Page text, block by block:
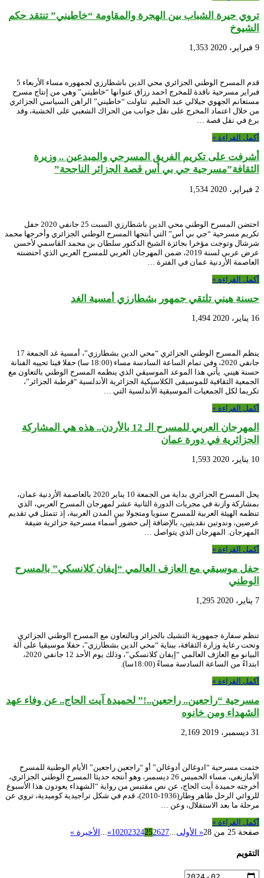
تروي حيرة الشباب بين الهجرة والمقاومة “خاطيني” تنتقد حكم
الشيوخ
9 فبراير، 2020 1,353
قدم المسرح الوطني الجزائري محي الدين باشطارزي لجمهوره مساء الأربعاء 5
فبراير مسرحية ناقدة للمخرج احمد رزاق عنوانها “خاطيني” وهي من إنتاج مسرح
مستغانم الجهوي جيلالي عبد الحليم. تناولت “خاطيني” الراهن السياسي الجزائري
من خلال اعتماد المخرج على نقل جوانب من الحراك الشعبي على الخشبة، وقد
برع في نقل قصة …
أكمل القراءة »
أشرفت على تكريم الفريق المسرحي والمبدعين .. وزيرة
الثقافة”مسرحية جي بي أس قصة الجزائر الناجحة”
2 فبراير، 2020 1,534
احتضن المسرح الوطني محي الدين باشطارزي السبت 25 جانفي 2020 حفل
تكريم مسرحية “جي بي أس” التي أنتجها المسرح الوطني الجزائري وأخرجها محمد
شرشال وتوجت مؤخرا بجائزة الشيخ الدكتور سلطان بن محمد القاسمي لأحسن
عرض عربي لسنة 2019، ضمن المهرجان العربي للمسرح العربي الذي احتضنته
العاصمة الأردنية عمان في الفترة …
أكمل القراءة »
حسنة هيني تلتقي جمهور بشطارزي أمسية الغد
16 يناير، 2020 1,494
ينظم المسرح الوطني الجزائري “محي الدين بشطارزي”، أمسية غد الجمعة 17
جانفي 2020، وفي تمام الساعة السادسة مساء (18:00 سا) حفلا فينا تحييه الفنانة
حسنة هيني. يأتي هذا الموعد الموسيقي الذي ينظمه المسرح الوطني بالتعاون مع
الجمعية الثقافية للموسيقى الكلاسيكية الجزائرية الأندلسية “قرطبة الجزائر”،
تكريما لكل الجمعيات الموسيقية الأندلسية التي …
أكمل القراءة »
المهرجان العربي للمسرح الـ 12 بالأردن.. هذه هي المشاركة
الجزائرية في دورة عمان
10 يناير، 2020 1,593
يحل المسرح الجزائري بداية من الجمعة 10 يناير 2020 بالعاصمة الأردنية عمان،
بمشاركة وازنة في مجريات الدورة الثانية عشر لمهرجان المسرح العربي، الذي
تنظمه الهيئة العربية للمسرح سنويا ومتجولا بين المدن العربية، إذ تتمثل في تقديم
عرضين، وندوتين نقديتين، بالإضافة إلى حضور أسماء مسرحية جزائرية ضيفة
المهرجان. المهرجان الذي يتواصل …
أكمل القراءة »
حفل موسيقي مع العازف العالمي “إيفان كلانسكي” بالمسرح
الوطني
7 يناير، 2020 1,295
تنظم سفارة جمهورية التشيك بالجزائر وبالتعاون مع المسرح الوطني الجزائري
وتحت رعاية وزارة الثقافة، ببناية “محي الدين بشطارزي”، حفلا موسيقيا على آلة
البيانو مع العازف العالمي “إيفان كلانسكي”، وذلك يوم الأحد 12 جانفي 2020،
ابتداءً من الساعة السادسة مساءً (18:00سا).
أكمل القراءة »
مسرحية “راجعين.. راجعين..!” لحميدة آيت الحاج.. عن وفاء عهد
الشهداء ومن خانوه
31 ديسمبر، 2019 2,169
ختمت مسرحية “ادوغالن أدوغالن” أو “راجعين راجعين” الأيام الوطنية للمسرح
الأمازيغي، مساء الخميس 26 ديسمبر، وهو أنتجه حديثا المسرح الوطني الجزائري،
أخرجته حميدة آيت الحاج، عن نص مقتبس من رواية “الشهداء يعودون هذا الأسبوع
للروائي الرحل طاهر وطار(1936-2010)، قدم في شكل تراجيدية كوميدية، تروي عن
مرحلة ما بعد الاستقلال، وعن …
أكمل القراءة »
صفحة 25 من 28
« الأولى...
10202324252627
»
... الأخيرة »
التقويم